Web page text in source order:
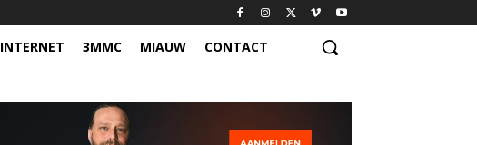
INTERNET 3MMC MIAUW CONTACT